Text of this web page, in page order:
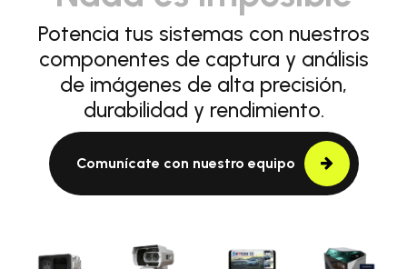
Potencia tus sistemas con nuestros
componentes de captura y análisis
de imágenes de alta precisión,
durabilidad y rendimiento.
Comunícate con nuestro equipo